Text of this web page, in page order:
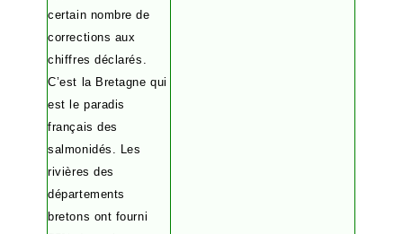
certain nombre de
corrections aux
chiffres déclarés.
C’est la Bretagne qui
est le paradis
français des
salmonidés. Les
rivières des
départements
bretons ont fourni